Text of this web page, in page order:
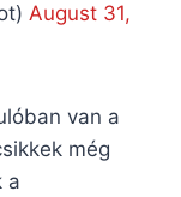
August 31,
van a
még
a